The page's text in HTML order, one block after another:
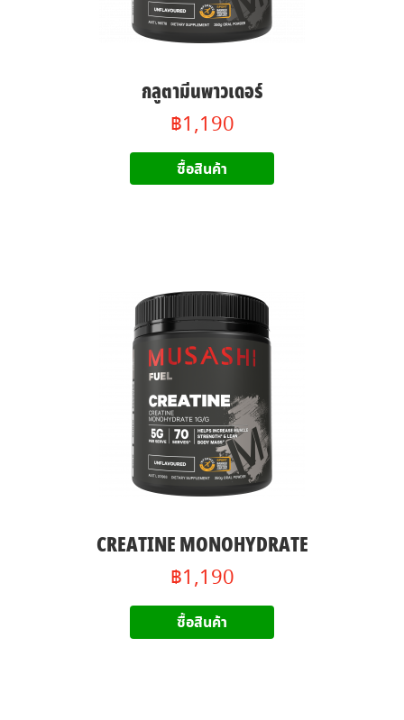
กลูตามีนพาวเดอร์
฿1,190
ซื้อสินค้า
CREATINE MONOHYDRATE
฿1,190
ซื้อสินค้า